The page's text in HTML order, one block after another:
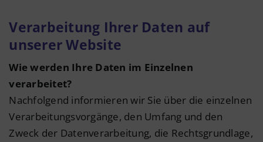
Verarbeitung Ihrer Daten auf
unserer Website
Wie werden Ihre Daten im Einzelnen
verarbeitet?
Nachfolgend informieren wir Sie über die einzelnen
Verarbeitungsvorgänge, den Umfang und den
Zweck der Datenverarbeitung, die Rechtsgrundlage,